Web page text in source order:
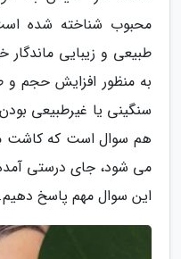
محبوب شناخته شده
طبیعی و زیبایی ماندگار
به منظور افزایش حجم
سنگینی یا غیرطبیعی
هم سوال است که کاشت
می شود، جای درستی
این سوال مهم پاسخ دهیم.